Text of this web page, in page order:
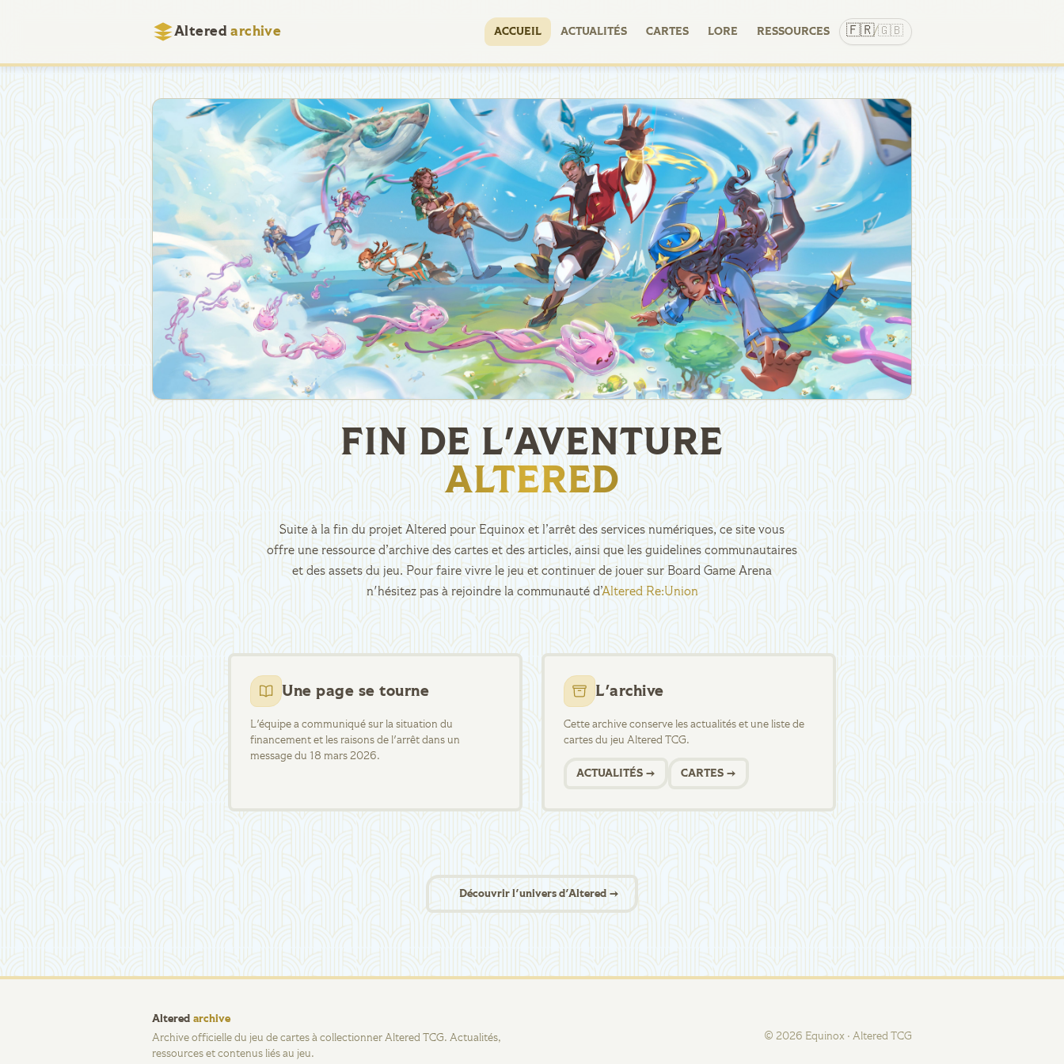
Altered archive ACCUEIL ACTUALITÉS CARTES LORE RESSOURCES 🇫🇷/🇬🇧
FIN DE L'AVENTURE
ALTERED
Suite à la fin du projet Altered pour Equinox et l’arrêt des services numériques, ce site vous
offre une ressource d’archive des cartes et des articles, ainsi que les guidelines communautaires
et des assets du jeu. Pour faire vivre le jeu et continuer de jouer sur Board Game Arena
n'hésitez pas à rejoindre la communauté d’Altered Re:Union
Une page se tourne
L'équipe a communiqué sur la situation du
financement et les raisons de l'arrêt dans un
message du 18 mars 2026.
L'archive
Cette archive conserve les actualités et une liste de
cartes du jeu Altered TCG.
ACTUALITÉS → CARTES →
Découvrir l'univers d'Altered →
Altered archive
Archive officielle du jeu de cartes à collectionner Altered TCG. Actualités,
ressources et contenus liés au jeu.
© 2026 Equinox · Altered TCG